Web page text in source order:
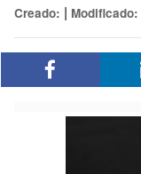
Creado: | Modificado: